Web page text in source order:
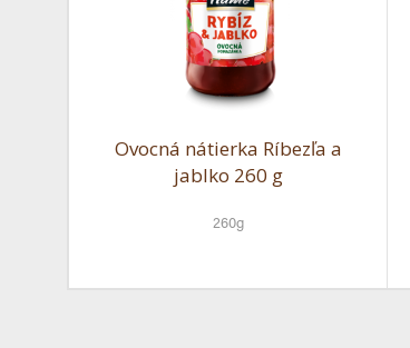
Ovocná nátierka Ríbezľa a
jablko 260 g
260g